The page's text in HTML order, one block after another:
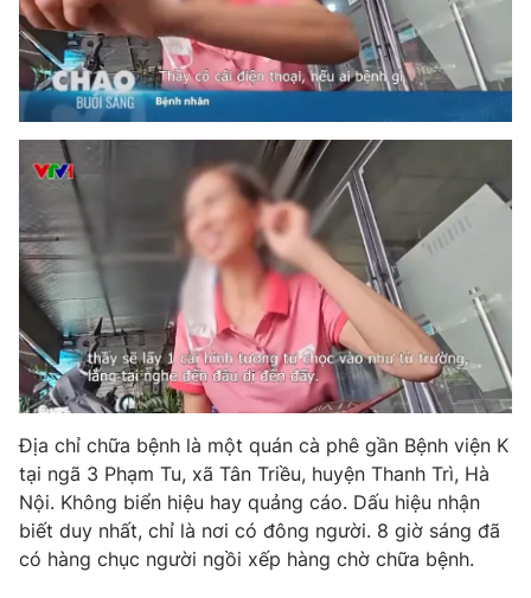
VTV Money VTV Thể thao
VTV Sức khoẻ
Thị trường 24h Tấm lòng Việt
VTV4 Vươn mình bằng AI
VTV9 VTV8
Liên hệ tòa soạn English
THỜI BÁO VTV
Địa chỉ chữa bệnh là một quán cà phê gần Bệnh viện K
tại ngã 3 Phạm Tu, xã Tân Triều, huyện Thanh Trì, Hà
Nội. Không biển hiệu hay quảng cáo. Dấu hiệu nhận
biết duy nhất, chỉ là nơi có đông người. 8 giờ sáng đã
có hàng chục người ngồi xếp hàng chờ chữa bệnh.